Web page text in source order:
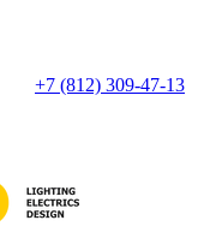
+7 (812) 309-47-13